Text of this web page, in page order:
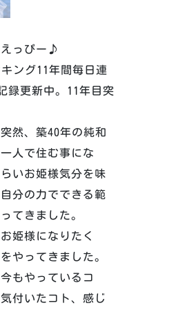
っぴー♪
ング11年間毎日連
録更新中。11年目突
然、築40年の純和
人で住む事にな
いお姫様気分を味
分の力でできる範
てきました。
姫様になりたく
やってきました。
もやっているコ
付いたコト、感じ